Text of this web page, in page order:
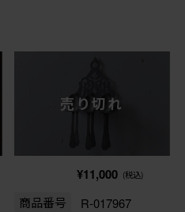
売り切れ
¥11,000 (税込)
商品番号 R-017967